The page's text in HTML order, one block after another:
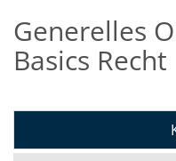
Generelles
Basics Recht